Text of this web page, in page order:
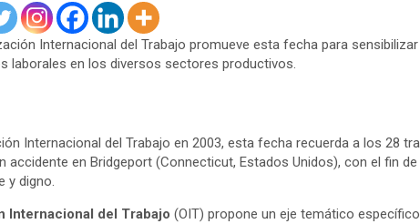
Internacional del Trabajo promueve esta fecha para
laborales en los diversos sectores productivos.
Internacional del Trabajo en 2003, esta fecha recuerda a los 28
accidente en Bridgeport (Connecticut, Estados Unidos), con el fin
y digno.
Internacional del Trabajo (OIT) propone un eje temático